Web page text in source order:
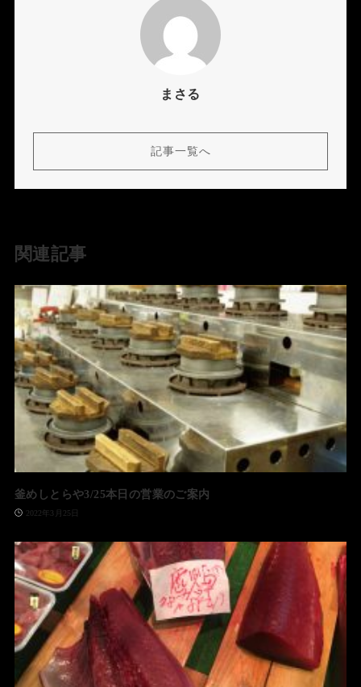
まさる
記事一覧へ
関連記事
釜めしとらや3/25本日の営業のご案内
2022年3月25日